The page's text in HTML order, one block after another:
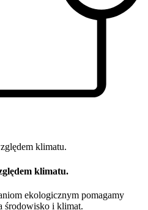
klimatu.
ekologicznym pomagamy
środowisko i klimat.